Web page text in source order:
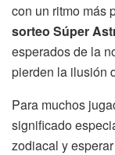
con un ritmo más
sorteo Súper
esperados de la
pierden la ilusión
Para muchos
significado
zodiacal y